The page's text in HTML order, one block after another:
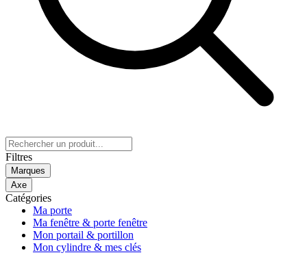
Filtres
Marques
Axe
Catégories
Ma porte
Ma fenêtre & porte fenêtre
Mon portail & portillon
Mon cylindre & mes clés